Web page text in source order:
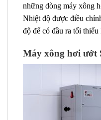
những dòng máy xông
Nhiệt độ được điều
độ để có đầu ra tối thiểu
Máy xông hơi ướt